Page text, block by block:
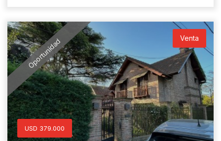
Oportunidad Venta
USD 379.000